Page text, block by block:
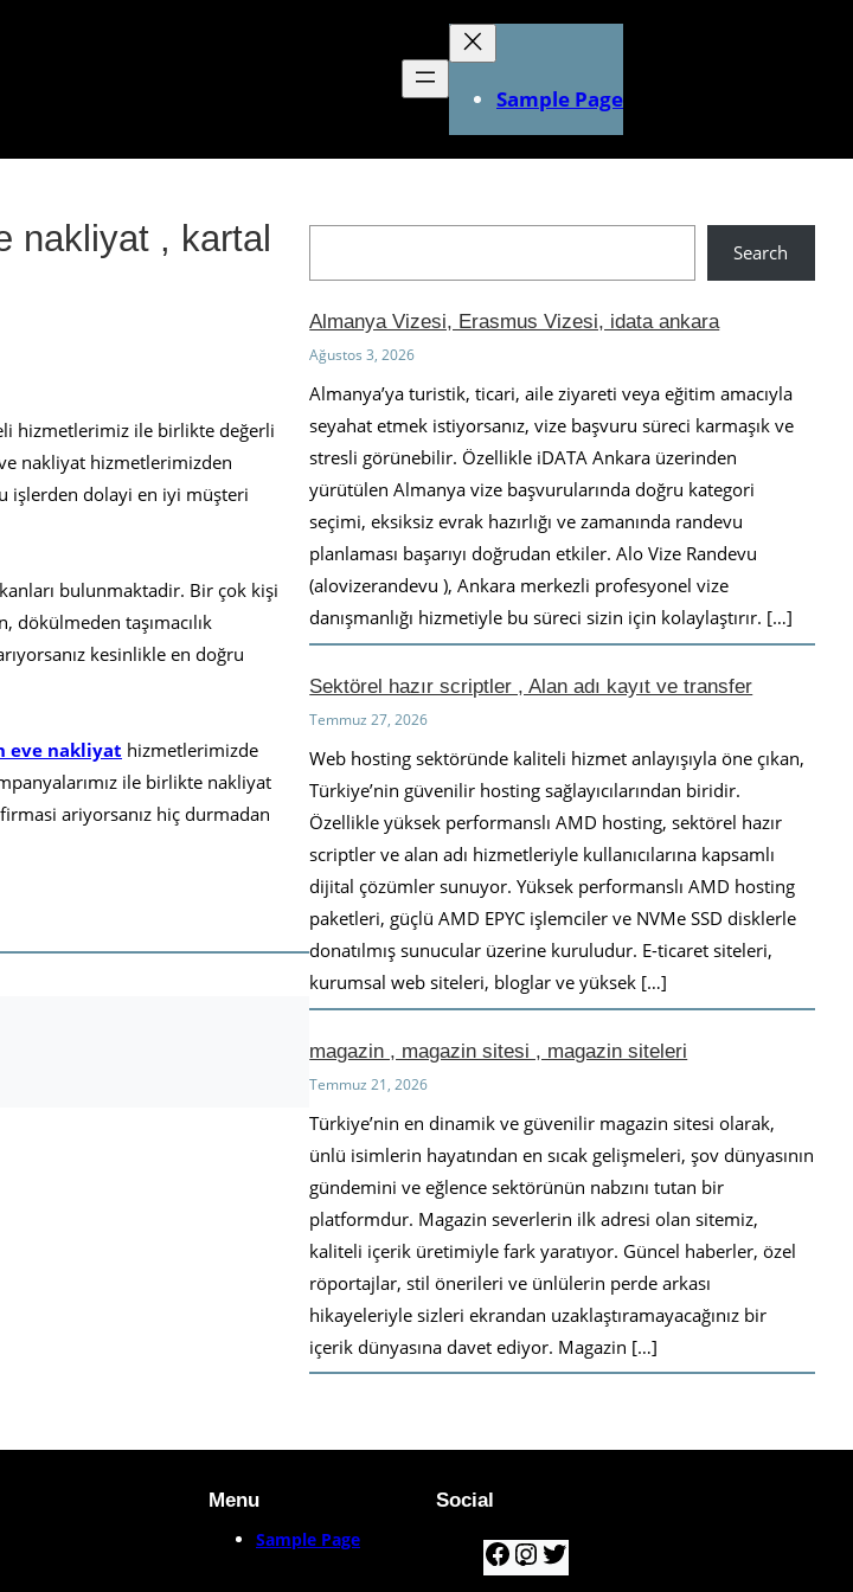
Sample Page
nakliyat , kartal
hizmetlerimiz ile birlikte değerli
nakliyat hizmetlerimizden
işlerden dolayi en iyi müşteri
bulunmaktadir. Bir çok kişi
dökülmeden taşımacılık
kesinlikle en doğru
eve nakliyat hizmetlerimizde
ile birlikte nakliyat
ariyorsanız hiç durmadan
Search
Almanya Vizesi, Erasmus Vizesi, idata ankara
Ağustos 3, 2026
Almanya’ya turistik, ticari, aile ziyareti veya eğitim amacıyla
seyahat etmek istiyorsanız, vize başvuru süreci karmaşık ve
stresli görünebilir. Özellikle iDATA Ankara üzerinden
yürütülen Almanya vize başvurularında doğru kategori
seçimi, eksiksiz evrak hazırlığı ve zamanında randevu
planlaması başarıyı doğrudan etkiler. Alo Vize Randevu
(alovizerandevu ), Ankara merkezli profesyonel vize
danışmanlığı hizmetiyle bu süreci sizin için kolaylaştırır. […]
Sektörel hazır scriptler , Alan adı kayıt ve transfer
Temmuz 27, 2026
Web hosting sektöründe kaliteli hizmet anlayışıyla öne çıkan,
Türkiye’nin güvenilir hosting sağlayıcılarından biridir.
Özellikle yüksek performanslı AMD hosting, sektörel hazır
scriptler ve alan adı hizmetleriyle kullanıcılarına kapsamlı
dijital çözümler sunuyor. Yüksek performanslı AMD hosting
paketleri, güçlü AMD EPYC işlemciler ve NVMe SSD disklerle
donatılmış sunucular üzerine kuruludur. E-ticaret siteleri,
kurumsal web siteleri, bloglar ve yüksek […]
magazin , magazin sitesi , magazin siteleri
Temmuz 21, 2026
Türkiye’nin en dinamik ve güvenilir magazin sitesi olarak,
ünlü isimlerin hayatından en sıcak gelişmeleri, şov dünyasının
gündemini ve eğlence sektörünün nabzını tutan bir
platformdur. Magazin severlerin ilk adresi olan sitemiz,
kaliteli içerik üretimiyle fark yaratıyor. Güncel haberler, özel
röportajlar, stil önerileri ve ünlülerin perde arkası
hikayeleriyle sizleri ekrandan uzaklaştıramayacağınız bir
içerik dünyasına davet ediyor. Magazin […]
Menu
Sample Page
Social
F
a
n
w